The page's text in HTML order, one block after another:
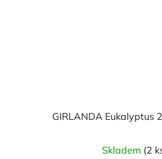
GIRLANDA Eukalyptus
Skladem (2